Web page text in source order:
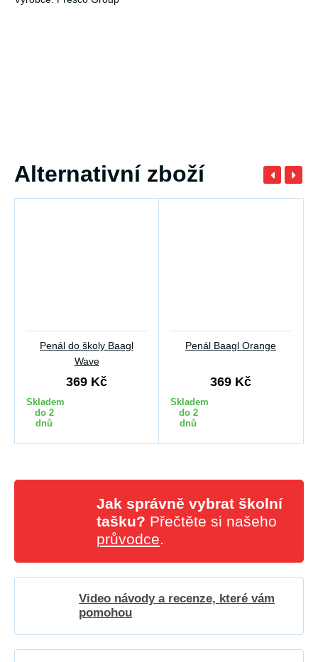
Alternativní zboží
Penál do školy Baagl
Wave
369 Kč
Skladem
do 2
dnů
Penál Baagl Orange
369 Kč
Skladem
do 2
dnů
Jak správně vybrat školní
tašku? Přečtěte si našeho
průvodce.
Video návody a recenze, které vám
pomohou